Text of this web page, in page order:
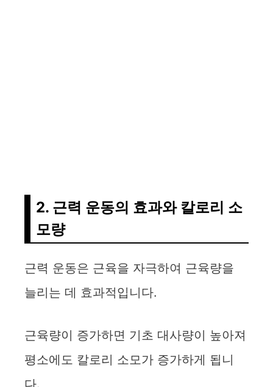
2. 근력 운동의 효과와 칼로리 소
모량
근력 운동은 근육을 자극하여 근육량을
늘리는 데 효과적입니다.
근육량이 증가하면 기초 대사량이 높아져
평소에도 칼로리 소모가 증가하게 됩니